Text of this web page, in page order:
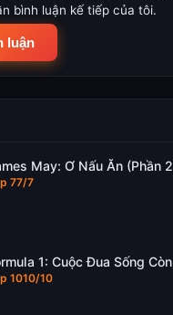
bình luận kế tiếp của tôi.
May: Ơ Nấu Ăn (Phần
77/7
1: Cuộc Đua Sống
1010/10